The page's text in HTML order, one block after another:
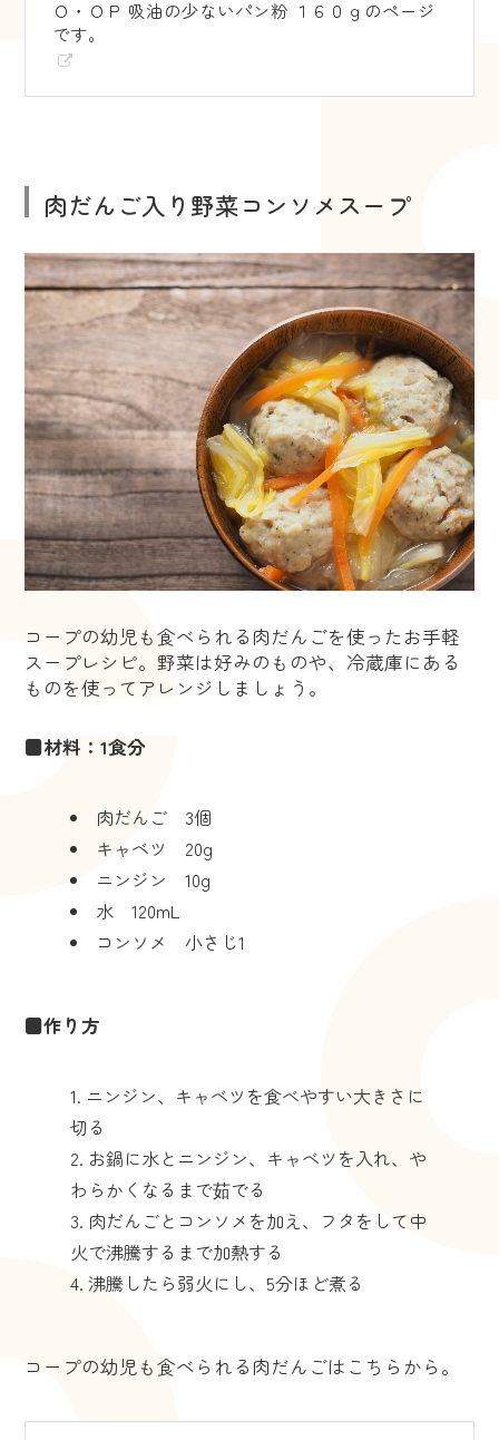
Ｏ・ＯＰ 吸油の少ないパン粉 １６０ｇのページ
です。
肉だんご入り野菜コンソメスープ
コープの幼児も食べられる肉だんごを使ったお手軽
スープレシピ。野菜は好みのものや、冷蔵庫にある
ものを使ってアレンジしましょう。
■材料：1食分
肉だんご 3個
キャベツ 20g
ニンジン 10g
水 120mL
コンソメ 小さじ1
■作り方
ニンジン、キャベツを食べやすい大きさに
切る
お鍋に水とニンジン、キャベツを入れ、や
わらかくなるまで茹でる
肉だんごとコンソメを加え、フタをして中
火で沸騰するまで加熱する
沸騰したら弱火にし、5分ほど煮る
コープの幼児も食べられる肉だんごはこちらから。